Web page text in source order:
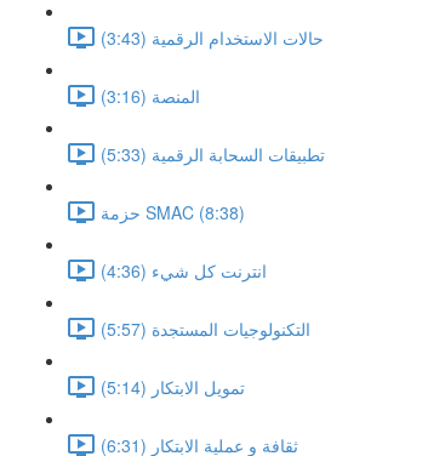
حالات الاستخدام الرقمية (3:43)
المنصة (3:16)
تطبيقات السحابة الرقمية (5:33)
حزمة SMAC (8:38)
انترنت كل شيء (4:36)
التكنولوجيات المستجدة (5:57)
تمويل الابتكار (5:14)
ثقافة و عملية الابتكار (6:31)